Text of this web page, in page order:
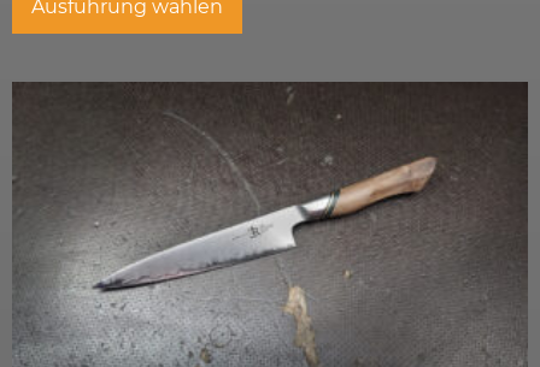
Ausführung wählen